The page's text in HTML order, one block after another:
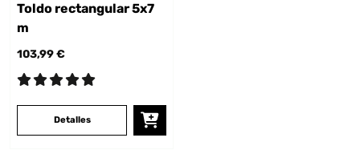
Toldo rectangular 5x7
m
103,99 €
Detalles